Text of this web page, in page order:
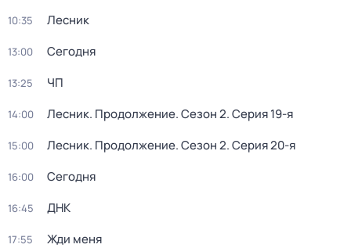
10:35 Лесник
13:00 Сегодня
13:25 ЧП
14:00 Лесник. Продолжение. Сезон 2. Серия 19-я
15:00 Лесник. Продолжение. Сезон 2. Серия 20-я
16:00 Сегодня
16:45 ДНК
17:55 Жди меня